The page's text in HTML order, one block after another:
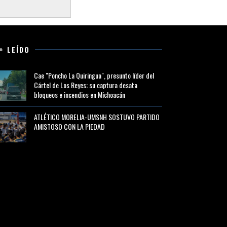
LEÍDO
Cae "Poncho La Quiringua", presunto líder del
Cártel de Los Reyes; su captura desata
bloqueos e incendios en Michoacán
ATLÉTICO MORELIA-UMSNH SOSTUVO PARTIDO
AMISTOSO CON LA PIEDAD